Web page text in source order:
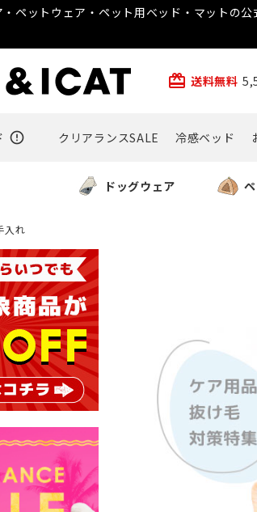
ペットウェア・ペット用ベッド・マットの公
card_giftcard 送料無料
error_outline クリアランスSALE 冷感ベッド
ドッグウェア
入れ